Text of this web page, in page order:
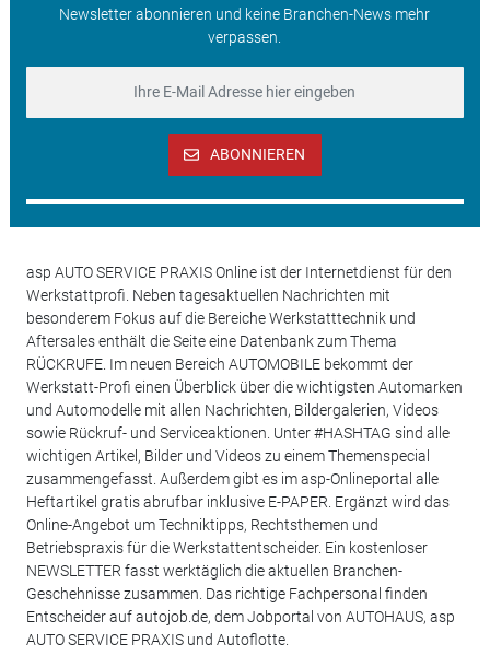
Newsletter abonnieren und keine Branchen-News mehr
verpassen.
ABONNIEREN
asp AUTO SERVICE PRAXIS Online ist der Internetdienst für den
Werkstattprofi. Neben tagesaktuellen Nachrichten mit
besonderem Fokus auf die Bereiche Werkstatttechnik und
Aftersales enthält die Seite eine Datenbank zum Thema
RÜCKRUFE. Im neuen Bereich AUTOMOBILE bekommt der
Werkstatt-Profi einen Überblick über die wichtigsten Automarken
und Automodelle mit allen Nachrichten, Bildergalerien, Videos
sowie Rückruf- und Serviceaktionen. Unter #HASHTAG sind alle
wichtigen Artikel, Bilder und Videos zu einem Themenspecial
zusammengefasst. Außerdem gibt es im asp-Onlineportal alle
Heftartikel gratis abrufbar inklusive E-PAPER. Ergänzt wird das
Online-Angebot um Techniktipps, Rechtsthemen und
Betriebspraxis für die Werkstattentscheider. Ein kostenloser
NEWSLETTER fasst werktäglich die aktuellen Branchen-
Geschehnisse zusammen. Das richtige Fachpersonal finden
Entscheider auf autojob.de, dem Jobportal von AUTOHAUS, asp
AUTO SERVICE PRAXIS und Autoflotte.